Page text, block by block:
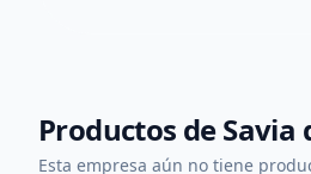
Productos deSavia
Esta empresa aún no tiene